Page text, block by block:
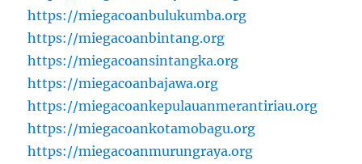
https://miegacoanbulukumba.org
https://miegacoanbintang.org
https://miegacoansintangka.org
https://miegacoanbajawa.org
https://miegacoankepulauanmerantiriau.org
https://miegacoankotamobagu.org
https://miegacoanmurungraya.org